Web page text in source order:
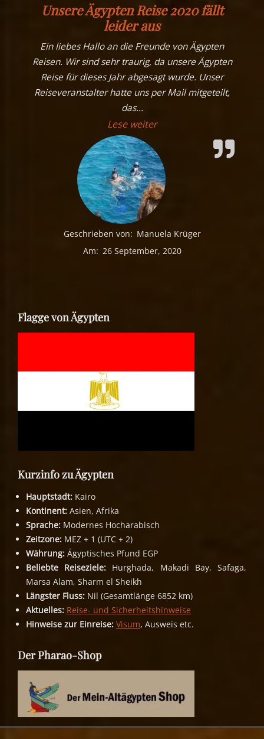
Unsere Ägypten Reise 2020 fällt
leider aus
Ein liebes Hallo an die Freunde von Ägypten
Reisen. Wir sind sehr traurig, da unsere Ägypten
Reise für dieses Jahr abgesagt wurde. Unser
Reiseveranstalter hatte uns per Mail mitgeteilt,
das…
Lese weiter„Unsere Ägypten Reise
Geschrieben von: Manuela Krüger
Am: 26 September, 2020
Flagge von Ägypten
Kurzinfo zu Ägypten
Hauptstadt: Kairo
Kontinent: Asien, Afrika
Sprache: Modernes Hocharabisch
Zeitzone: MEZ + 1 (UTC + 2)
Währung: Ägyptisches Pfund EGP
Beliebte Reiseziele: Hurghada, Makadi Bay, Safaga,
Marsa Alam, Sharm el Sheikh
Längster Fluss: Nil (Gesamtlänge 6852 km)
Aktuelles: Reise- und Sicherheitshinweise
Hinweise zur Einreise: Visum, Ausweis etc.
Der Pharao-Shop